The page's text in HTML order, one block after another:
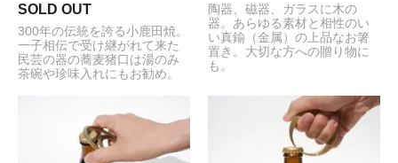
SOLD OUT
300年の伝統を誇る小鹿田焼。
一子相伝で受け継がれて来た
民芸の器の蕎麦猪口は湯のみ
茶碗や珍味入れにもお勧め。
陶器、磁器、ガラスに木の
器。あらゆる素材と相性のい
い真鍮（金属）の上品なお箸
置き。大切な方への贈り物に
も。